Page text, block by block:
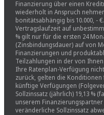
Finanzierung über einen
wiederholt in Anspruch
bonitätsabhängig bis 10.000, -
Vertragslaufzeit auf
% gilt nur für die ersten 24
(Zinsbindungsdauer) auf von
Finanzierungen und
Teilzahlungen in der von
Ihre Ratenplan-Verfügung
zurück, gelten die
künftige Verfügungen
Sollzinssatz (jährlich) 19,13 %
unserem
veränderliche Sollzinssatz